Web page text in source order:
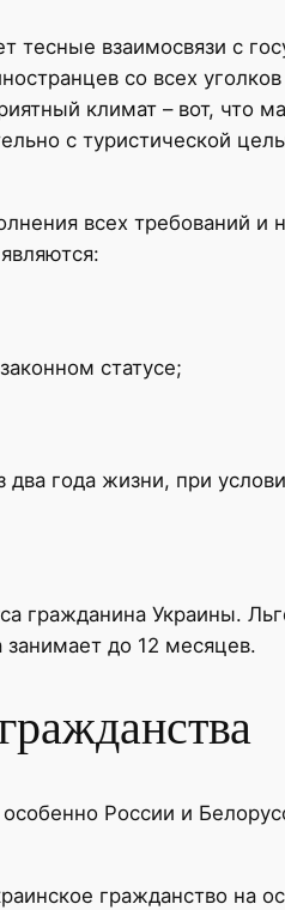
тесные взаимосвязи с
со всех
климат – вот, что
с туристической
всех требований и
статусе;
года жизни, при
гражданина Украины.
до 12 месяцев.
России и
гражданство на